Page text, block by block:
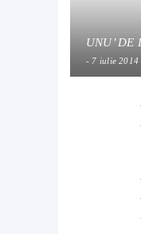
UNU’ DE
7 iulie 2014